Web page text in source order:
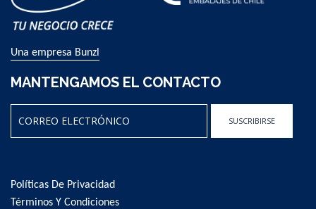
Una empresa Bunzl
MANTENGAMOS EL CONTACTO
Our
Newsletter:
SUSCRIBIRSE
Políticas De Privacidad
Términos Y Condiciones